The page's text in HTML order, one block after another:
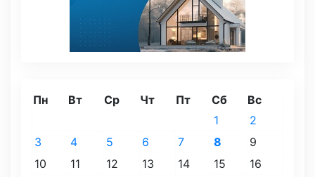
Пн Вт Ср Чт Пт Сб Вс
1
2
3
4 5 6 7 8
9
10
11 12 13 14 15
16